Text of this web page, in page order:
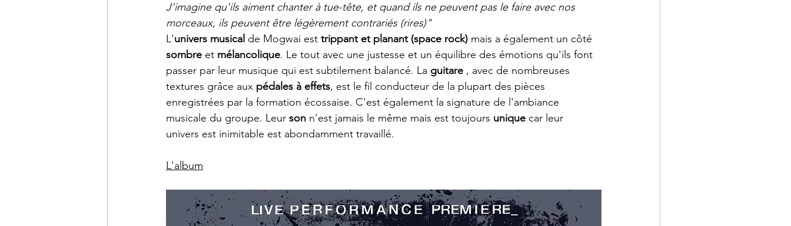
J'imagine qu'ils aiment chanter à tue-tête, et quand ils ne peuvent pas le faire avec nos
morceaux, ils peuvent être légèrement contrariés (rires)"
L'univers musical de Mogwai est trippant et planant (space rock) mais a également un côté
sombre et mélancolique. Le tout avec une justesse et un équilibre des émotions qu'ils font
passer par leur musique qui est subtilement balancé. La guitare , avec de nombreuses
textures grâce aux pédales à effets, est le fil conducteur de la plupart des pièces
enregistrées par la formation écossaise. C'est également la signature de l'ambiance
musicale du groupe. Leur son n'est jamais le même mais est toujours unique car leur
univers est inimitable est abondamment travaillé.
L'album